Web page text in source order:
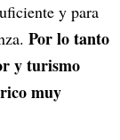
y para
Por lo tanto
y turismo
muy